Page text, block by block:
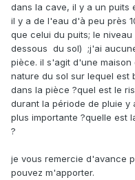
dans la cave, il y a un
il y a de l'eau d'à peu près
que celui du puits; le
dessous du sol) ;j'ai
pièce. il s'agit d'une
nature du sol sur lequel est
dans la pièce ?quel est le
durant la période de pluie y
plus importante ?quelle est
?
je vous remercie d'avance
pouvez m'apporter.